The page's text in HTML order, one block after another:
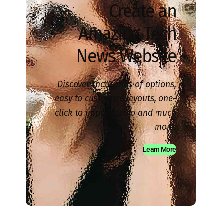
Create an
Amazing Tech
News Website
Discover thousands of options,
easy to customize layouts, one-
click to import demo and much
more.
Learn More